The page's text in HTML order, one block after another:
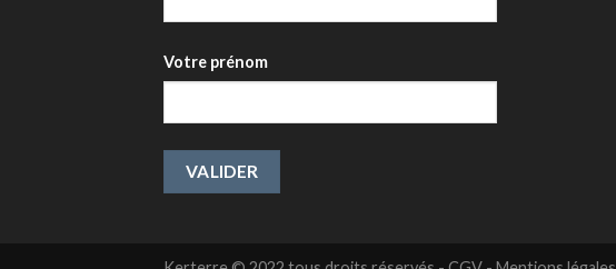
Votre prénom